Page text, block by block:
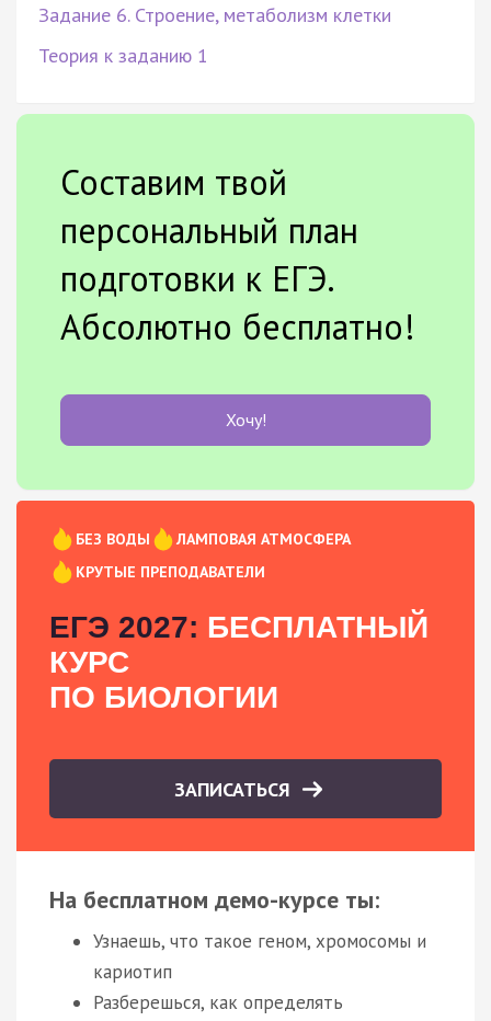
Задание 6. Строение, метаболизм клетки
Теория к заданию 1
Составим твой
персональный план
подготовки к ЕГЭ.
Абсолютно бесплатно!
Хочу!
БЕЗ ВОДЫ
ЛАМПОВАЯ АТМОСФЕРА
КРУТЫЕ ПРЕПОДАВАТЕЛИ
ЕГЭ 2027: БЕСПЛАТНЫЙ
КУРС
ПО БИОЛОГИИ
ЗАПИСАТЬСЯ
На бесплатном демо-курсе ты:
Узнаешь, что такое геном, хромосомы и
кариотип
Разберешься, как определять